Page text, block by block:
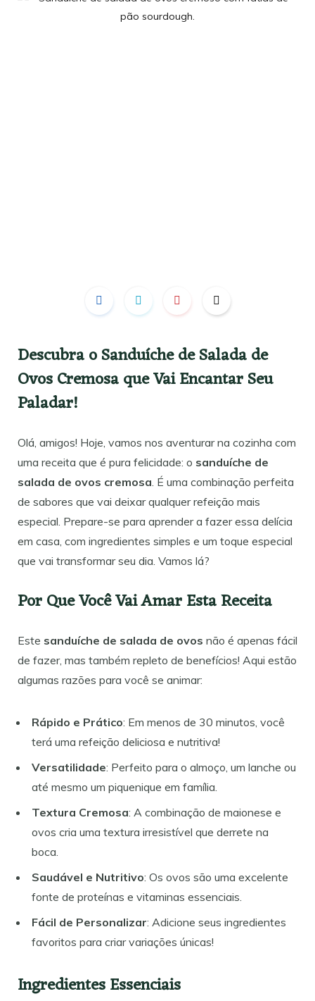
Descubra o Sanduíche de Salada de
Ovos Cremosa que Vai Encantar Seu
Paladar!
Olá, amigos! Hoje, vamos nos aventurar na cozinha com
uma receita que é pura felicidade: o sanduíche de
salada de ovos cremosa. É uma combinação perfeita
de sabores que vai deixar qualquer refeição mais
especial. Prepare-se para aprender a fazer essa delícia
em casa, com ingredientes simples e um toque especial
que vai transformar seu dia. Vamos lá?
Por Que Você Vai Amar Esta Receita
Este sanduíche de salada de ovos não é apenas fácil
de fazer, mas também repleto de benefícios! Aqui estão
algumas razões para você se animar:
Rápido e Prático: Em menos de 30 minutos, você
terá uma refeição deliciosa e nutritiva!
Versatilidade: Perfeito para o almoço, um lanche ou
até mesmo um piquenique em família.
Textura Cremosa: A combinação de maionese e
ovos cria uma textura irresistível que derrete na
boca.
Saudável e Nutritivo: Os ovos são uma excelente
fonte de proteínas e vitaminas essenciais.
Fácil de Personalizar: Adicione seus ingredientes
favoritos para criar variações únicas!
Ingredientes Essenciais